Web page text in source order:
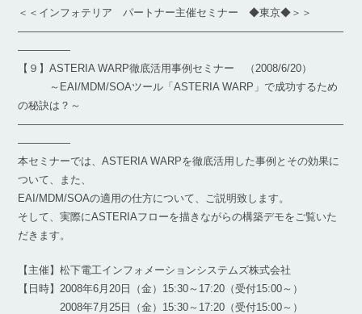
＜＜インフォテリア パートナー主催セミナー ◆東京◆＞＞
―――――――――――――――――――――――――――――――
―――――
【９】ASTERIA WARP徹底活用事例セミナー （2008/6/20）
～EAI/MDM/SOAツール「ASTERIA WARP」で成功するため
の秘訣は？～
―――――――――――――――――――――――――――――――
―――――
本セミナーでは、ASTERIA WARPを徹底活用した事例とその効果に
ついて、また、
EAI/MDM/SOAの適用の仕方について、ご説明致します。
そして、実際にASTERIAフローを描きながらの構築デモをご覧いた
だきます。
【主催】松下電工インフォメーションシステムズ株式会社
【日時】2008年6月20日（金）15:30～17:20（受付15:00～）
2008年7月25日（金）15:30～17:20（受付15:00～）